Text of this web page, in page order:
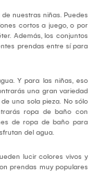
nuestras niñas. Puedes
cortos a juego, o por
Además, los conjuntos
prendas entre sí para
Y para las niñas, eso
una gran variedad
una sola pieza. No sólo
ropa de baño con
de ropa de baño para
del agua.
lucir colores vivos y
prendas muy populares